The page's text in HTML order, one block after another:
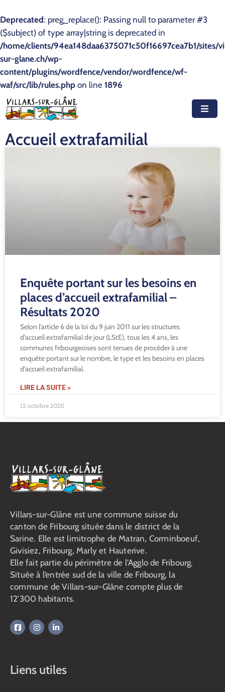
Deprecated: preg_replace(): Passing null to parameter #3
($subject) of type array|string is deprecated in
/home/clients/94ea148daa6375071c50f16697cea7b1/sites/
sur-glane.ch/wp-
content/plugins/wordfence/vendor/wordfence/wf-
waf/src/lib/rules.php on line 1896
Accueil
Actualités
Agenda
Autorités
Accueil extrafamilial
Enquête portant sur les besoins en
places d’accueil extrafamilial –
Résultats 2020
Selon l’article 6 de la loi du 9 juin 2011 sur les structures
d’accueil extrafamilial de jour (LStE), tous les 4 ans, les
communes fribourgeoises sont tenues de procéder à une
enquête portant sur le nombre, le type et les besoins en places
d’accueil extrafamilial.
LIRE LA SUITE »
12 octobre 2020
Villars-sur-Glâne est une commune suisse du
canton de Fribourg située dans le district de la
Sarine. Elle est limitrophe de Matran, Corminboeuf,
Givisiez, Fribourg, Marly et Hauterive.
Elle fait partie du périmètre de l’Agglo de Fribourg.
Située à l’entrée sud de la ville de Fribourg, la
commune de Villars-sur-Glâne compte plus de
12’300 habitants.
Liens utiles